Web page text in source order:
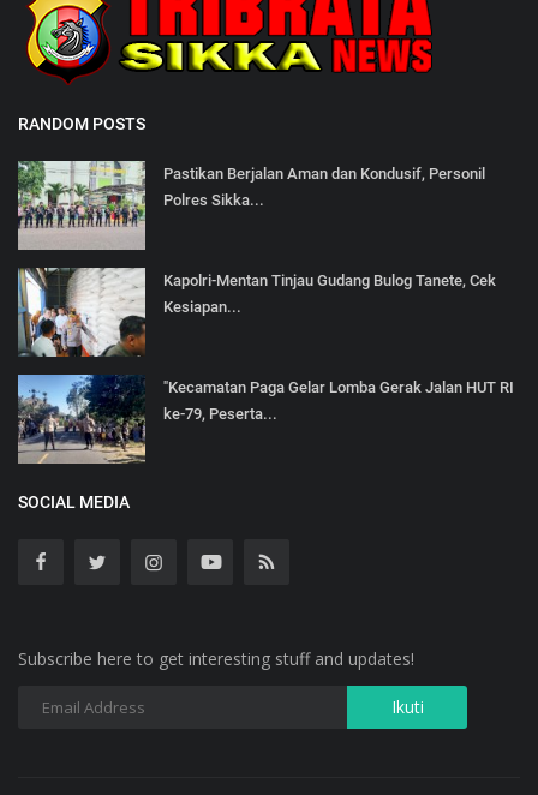
RANDOM POSTS
Pastikan Berjalan Aman dan Kondusif, Personil
Polres Sikka...
Kapolri-Mentan Tinjau Gudang Bulog Tanete, Cek
Kesiapan...
"Kecamatan Paga Gelar Lomba Gerak Jalan HUT RI
ke-79, Peserta...
SOCIAL MEDIA
Subscribe here to get interesting stuff and updates!